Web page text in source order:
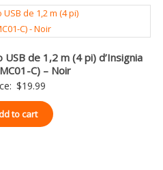
de 1,2 m (4 pi) d’Insignia
C) – Noir
$19.99
to cart